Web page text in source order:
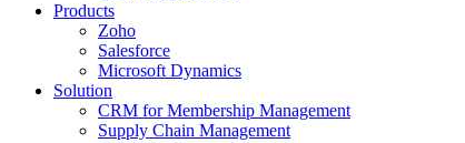
Products
Zoho
Salesforce
Microsoft Dynamics
Solution
CRM for Membership Management
Supply Chain Management